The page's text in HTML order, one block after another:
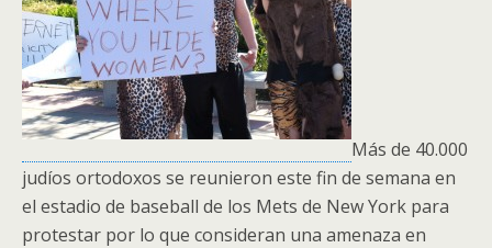
Más de 40.000
judíos ortodoxos se reunieron este fin de semana en
el estadio de baseball de los Mets de New York para
protestar por lo que consideran una amenaza en